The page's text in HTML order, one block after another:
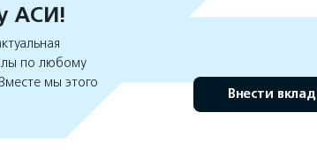
АСИ!
по любому
мы этого
Внести вклад